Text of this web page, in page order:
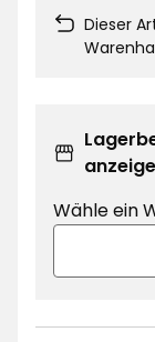
Dieser
Wähle ein